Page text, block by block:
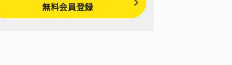
無料会員登録